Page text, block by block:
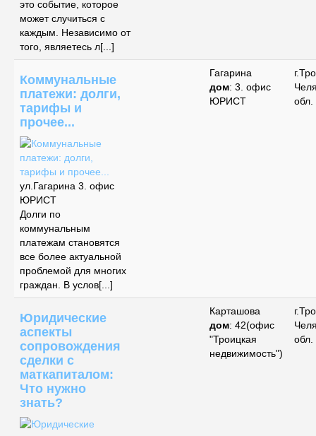
это событие, которое
может случиться с
каждым. Независимо от
того, являетесь л[...]
Коммунальные
платежи: долги,
тарифы и
прочее...
ул.Гагарина 3. офис
ЮРИСТ
Долги по
коммунальным
платежам становятся
все более актуальной
проблемой для многих
граждан. В услов[...]
Гагарина
дом: 3. офис
ЮРИСТ
обл.
Юридические
аспекты
сопровождения
сделки с
маткапиталом:
Что нужно
знать?
Карташова
дом: 42(офис
"Троицкая
недвижимость")
обл.